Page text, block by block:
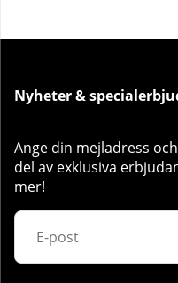
Nyheter &
Ange din mejladress
del av exklusiva
mer!